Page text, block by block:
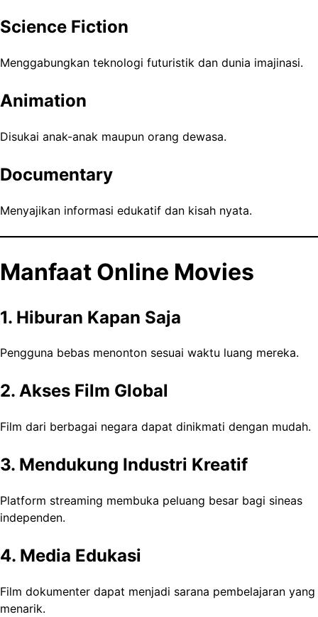
Science Fiction
Menggabungkan teknologi futuristik dan dunia imajinasi.
Animation
Disukai anak-anak maupun orang dewasa.
Documentary
Menyajikan informasi edukatif dan kisah nyata.
Manfaat Online Movies
1. Hiburan Kapan Saja
Pengguna bebas menonton sesuai waktu luang mereka.
2. Akses Film Global
Film dari berbagai negara dapat dinikmati dengan mudah.
3. Mendukung Industri Kreatif
Platform streaming membuka peluang besar bagi sineas
independen.
4. Media Edukasi
Film dokumenter dapat menjadi sarana pembelajaran yang
menarik.